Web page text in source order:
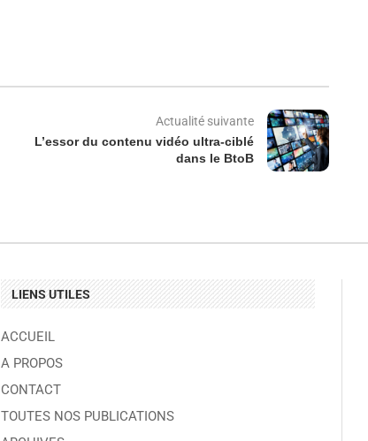
Actualité suivante
L’essor du contenu vidéo ultra-ciblé
dans le BtoB
LIENS UTILES
ACCUEIL
A PROPOS
CONTACT
TOUTES NOS PUBLICATIONS